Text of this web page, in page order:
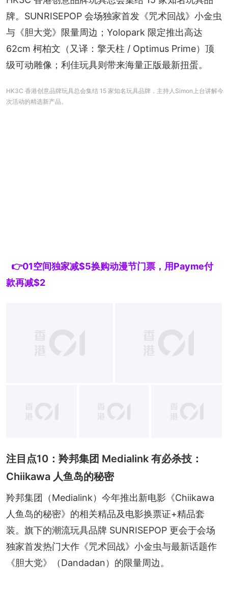
牌。SUNRISEPOP 会场独家首发《咒术回战》小金虫
与《胆大党》限量周边；Yolopark 限定推出高达
62cm 柯柏文（又译：擎天柱 / Optimus Prime）顶
级可动雕像；利佳玩具则带来海量正版最新扭蛋。
HK3C 香港创意品牌玩具总会集结 15 家知名玩具品牌，主持人Simon上台讲解今
次活动的精选新产品。
👉01空间独家减$5换购动漫节门票，用Payme付
款再减$2
+1
注目点10：羚邦集团 Medialink 有必杀技：
Chiikawa 人鱼岛的秘密
羚邦集团（Medialink）今年推出新电影《Chiikawa
人鱼岛的秘密》的相关精品及电影换票证+精品套
装。旗下的潮流玩具品牌 SUNRISEPOP 更会于会场
独家首发热门大作《咒术回战》小金虫与最新话题作
《胆大党》（Dandadan）的限量周边。